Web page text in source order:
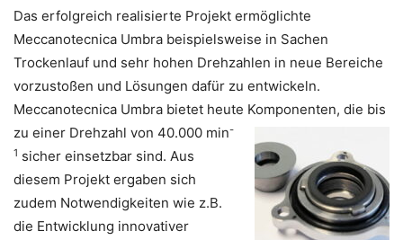
Das erfolgreich realisierte Projekt ermöglichte
Meccanotecnica Umbra beispielsweise in Sachen
Trockenlauf und sehr hohen Drehzahlen in neue Bereiche
vorzustoßen und Lösungen dafür zu entwickeln.
Meccanotecnica Umbra bietet heute Komponenten, die bis
zu einer Drehzahl von 40.000 min-
1 sicher einsetzbar sind. Aus
diesem Projekt ergaben sich
zudem Notwendigkeiten wie z.B.
die Entwicklung innovativer